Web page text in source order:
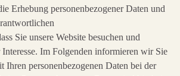
Erhebung personenbezogener Daten und
Sie unsere Website besuchen und
Im Folgenden informieren wir Sie
Ihren personenbezogenen Daten bei der